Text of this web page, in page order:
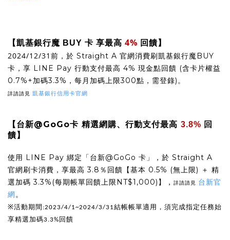
【凱基銀行魔 BUY 卡 享最高 4% 回饋】
2024/12/31前， 於 Straight A 官網消費刷凱基銀行魔BUY
卡，享 LINE Pay 行動支付最高 4% 現金點回饋 (含卡片權益
0.7%+加碼3.3%，每月加碼上限300點，需登錄)。
詳請請見 凱基銀行信用卡官網
【台新@GoGo卡 精選網購、行動支付最高 3.8% 回
饋】
使用 LINE Pay 綁定「台新@GoGo 卡」，於 Straight A
官網刷卡消費，享最高 3.8％回饋【基本 0.5% (無上限) ＋ 精
選加碼 3.3%(每期帳單回饋上限NT$1,000)】， 詳請請見 台新官
網。
※活動期間 :2023/4/1~2024/3/31結帳帳單適用，須完成指定任務始
享精選加碼3.3% 回饋